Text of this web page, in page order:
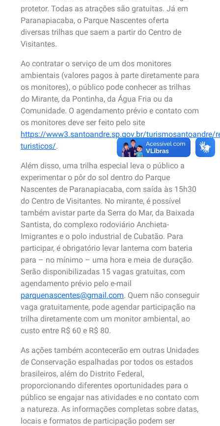
protetor. Todas as atrações são gratuitas. Já em
Paranapiacaba, o Parque Nascentes oferta
diversas trilhas que saem a partir do Centro de
Visitantes.
Ao contratar o serviço de um dos monitores
ambientais (valores pagos à parte diretamente para
os monitores), o público pode conhecer as trilhas
do Mirante, da Pontinha, da Água Fria ou da
Comunidade. O agendamento prévio e contato com
os monitores deve ser feito pelo site
https://www3.santoandre.sp.gov.br/turismosantoandre/
turisticos/.
Além disso, uma trilha especial leva o público a
experimentar o pôr do sol dentro do Parque
Nascentes de Paranapiacaba, com saída às 15h30
do Centro de Visitantes. No mirante, é possível
também avistar parte da Serra do Mar, da Baixada
Santista, do complexo rodoviário Anchieta-
Imigrantes e o polo industrial de Cubatão. Para
participar, é obrigatório levar lanterna com bateria
para – no mínimo – uma hora e meia de duração.
Serão disponibilizadas 15 vagas gratuitas, com
agendamento prévio pelo e-mail
parquenascentes@gmail.com. Quem não conseguir
vaga gratuitamente, pode agendar participação na
trilha diretamente com um monitor ambiental, ao
custo entre R$ 60 e R$ 80.
As ações também acontecerão em outras Unidades
de Conservação espalhadas por todos os estados
brasileiros, além do Distrito Federal,
proporcionando diferentes oportunidades para o
público se engajar nas atividades e no contato com
a natureza. As informações completas sobre datas,
locais e formatos de participação podem ser